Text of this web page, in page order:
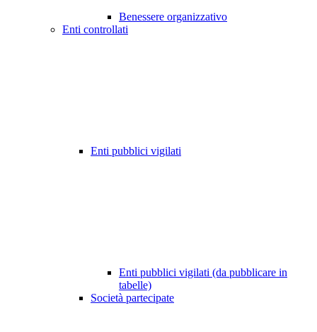
Benessere organizzativo
Enti controllati
Enti pubblici vigilati
Enti pubblici vigilati (da pubblicare in
tabelle)
Società partecipate